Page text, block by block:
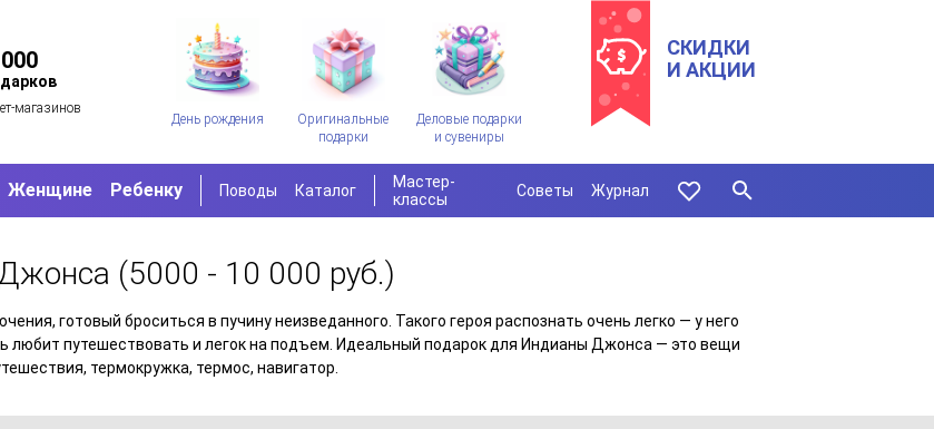
магазинов
День рождения
Оригинальные
подарки
Деловые подарки
и сувениры
СКИДКИ
И АКЦИИ
Женщине Ребенку Поводы Каталог
Мастер-
классы
Советы Журнал
(5000 - 10 000 руб.)
готовый броситься в пучину неизведанного. Такого героя распознать очень легко — у него
любит путешествовать и легок на подъем. Идеальный подарок для Индианы Джонса — это вещи
термокружка, термос, навигатор.